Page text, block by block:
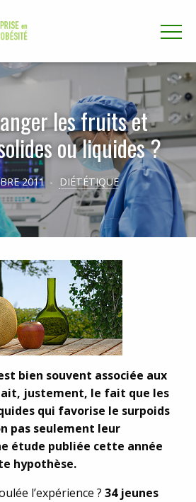
à la navigation
contenu
les fruits et
ou liquides ?
2011 DIÉTÉTIQUE
bien souvent associée aux
justement, le fait que les
qui favorise le surpoids
pas seulement leur
étude publiée cette année
hypothèse.
l’expérience ? 34 jeunes